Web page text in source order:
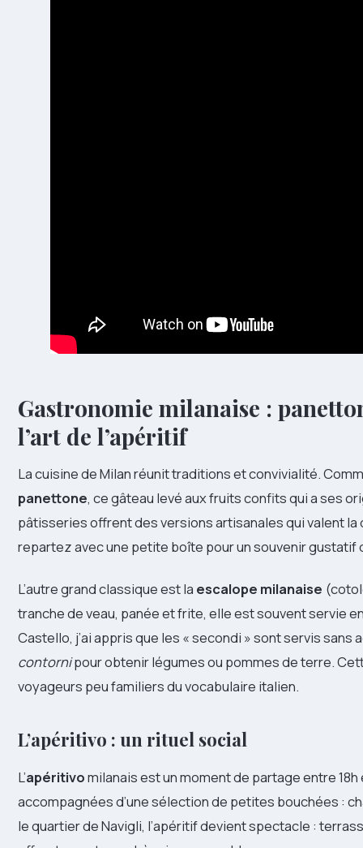
Gastronomie milanaise :
l’art de l’apéritif
La cuisine de Milan réunit traditions et convivialité.
panettone, ce gâteau levé aux fruits confits qui a ses
pâtisseries offrent des versions artisanales qui valent
repartez avec une petite boîte pour un souvenir gustatif
L’autre grand classique est la escalope milanaise
tranche de veau, panée et frite, elle est souvent servie
Castello, j’ai appris que les « secondi » sont servis
contornipour obtenir légumes ou pommes de terre.
voyageurs peu familiers du vocabulaire italien.
L’apéritivo : un rituel social
L’apéritivomilanais est un moment de partage entre
accompagnées d’une sélection de petites bouchées :
le quartier de Navigli, l’apéritif devient spectacle :